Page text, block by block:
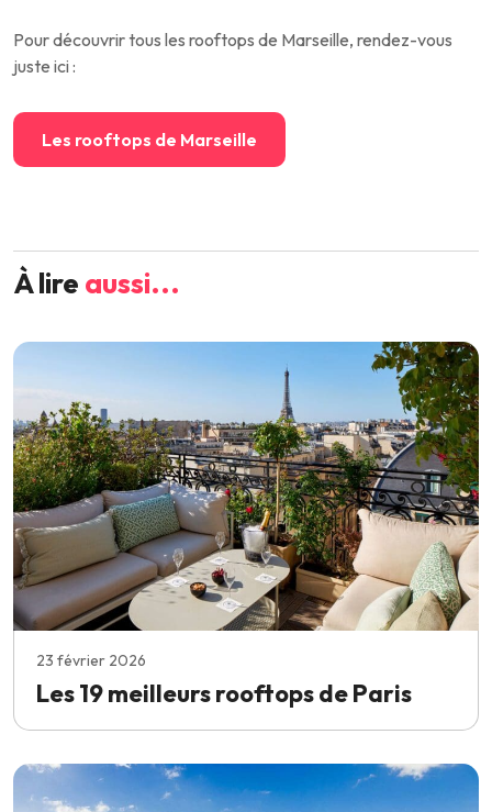
Pour découvrir tous les rooftops de Marseille, rendez-vous
juste ici :
Les rooftops de Marseille
À lire aussi...
23 février 2026
Les 19 meilleurs rooftops de Paris